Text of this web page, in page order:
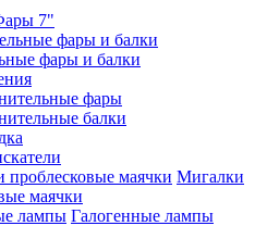
7"
фары и балки
фары
балки
Мигалки
маячки
Галогенные лампы